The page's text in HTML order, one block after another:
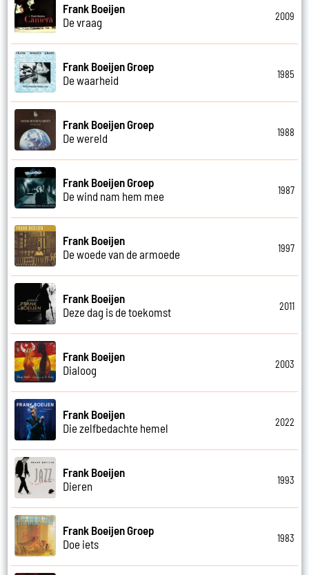
Frank Boeijen
De vraag
2009
Frank Boeijen Groep
De waarheid
1985
Frank Boeijen Groep
De wereld
1988
Frank Boeijen Groep
De wind nam hem mee
1987
Frank Boeijen
De woede van de armoede
1997
Frank Boeijen
Deze dag is de toekomst
2011
Frank Boeijen
Dialoog
2003
Frank Boeijen
Die zelfbedachte hemel
2022
Frank Boeijen
Dieren
1993
Frank Boeijen Groep
Doe iets
1983